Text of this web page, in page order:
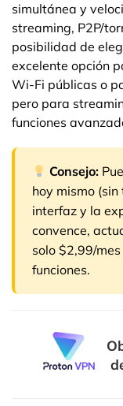
simultánea y
streaming, P2P/
posibilidad de
excelente opción
Wi-Fi públicas o
pero para
funciones
Consejo:
hoy mismo
interfaz y la
convence,
solo $2,99/
funciones.